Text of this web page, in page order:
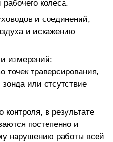
колеса.
и соединений,
и искажению
измерений:
точек траверсирования,
или отсутствие
контроля, в результате
постепенно и
нарушению работы всей